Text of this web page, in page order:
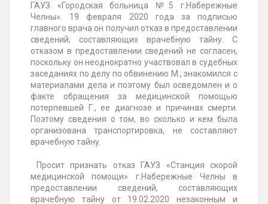
ГАУЗ «Городская больница №5 г.Набережные
Челны». 19 февраля 2020 года за подписью
главного врача он получил отказ в предоставлении
сведений, составляющих врачебную тайну. С
отказом в предоставлении сведений не согласен,
поскольку он неоднократно участвовал в судебных
заседаниях по делу по обвинению М., знакомился с
материалами дела и поэтому был осведомлен и о
факте обращения за медицинской помощью
потерпевшей Г., ее диагнозе и причинах смерти.
Поэтому сведения о том, во сколько и кем была
организована транспортировка, не составляют
врачебную тайну.
Просит признать отказ ГАУЗ «Станция скорой
медицинской помощи» г.Набережные Челны в
предоставлении сведений, составляющих
врачебную тайну от 19.02.2020 незаконным и